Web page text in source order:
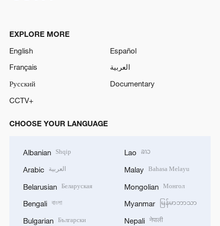
EXPLORE MORE
English
Español
Français
العربية
Русский
Documentary
CCTV+
CHOOSE YOUR LANGUAGE
Albanian Shqip
Arabic العربية
Belarusian Беларуская
Bengali বাংলা
Bulgarian Български
Lao ລາວ
Malay Bahasa Melayu
Mongolian Монгол
Myanmar မြန်မာဘာသာ
Nepali नेपाली